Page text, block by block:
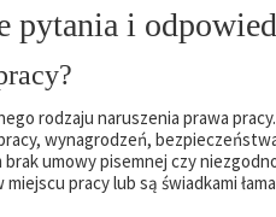
pytania i
rodzaju naruszenia prawa
wynagrodzeń,
umowy pisemnej czy
pracy lub są świadkami